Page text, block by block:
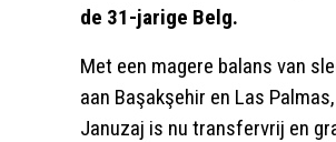
de 31-jarige Belg.
Met een magere balans van
aan Başakşehir en Las
Januzaj is nu transfervrij en